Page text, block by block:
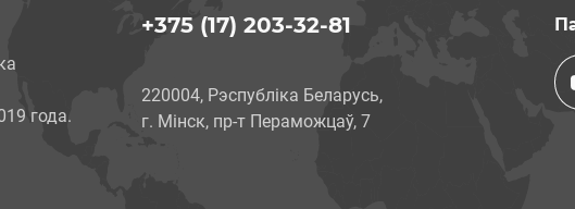
года.
+375 (17) 203-32-81
220004, Рэспубліка Беларусь,
г. Мінск, пр-т Пераможцаў, 7